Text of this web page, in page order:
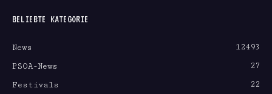
BELIEBTE KATEGORIE
News
12493
PSOA-News
27
Festivals
22